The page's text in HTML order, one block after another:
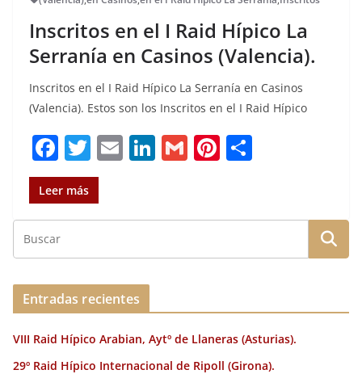
Inscritos en el I Raid Hípico La
Serranía en Casinos (Valencia).
Inscritos en el I Raid Hípico La Serranía en Casinos
(Valencia). Estos son los Inscritos en el I Raid Hípico
F
a
c
e
b
o
o
k
T
w
it
te
r
E
l
Li
e
dI
G
l
Pi
re
st
p
a
Leer más
Entradas recientes
VIII Raid Hípico Arabian, Aytº de Llaneras (Asturias).
29º Raid Hípico Internacional de Ripoll (Girona).